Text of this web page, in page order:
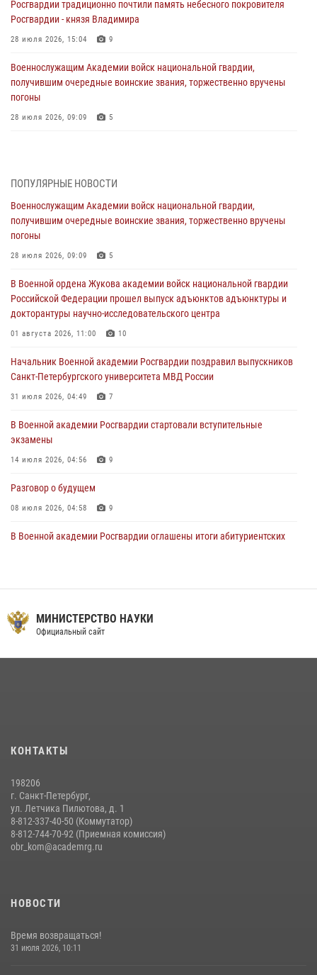
Росгвардии традиционно почтили память небесного покровителя
Росгвардии - князя Владимира
28 июля 2026, 15:04 9
Военнослужащим Академии войск национальной гвардии,
получившим очередные воинские звания, торжественно вручены
погоны
28 июля 2026, 09:09 5
27 июля 2026, 14:49 7
Военная академия информирует!
23 июля 2026, 04:51
Курсант Военной академии войск национальной гвардии принял
22 июля 2026, 09:41
Мастер‑класс по стрельбе: точность, тактика, профессионализм
20 июля 2026, 11:17 8
108 лет со дня образования подразделений связи войск
ПОПУЛЯРНЫЕ НОВОСТИ
Военнослужащим Академии войск национальной гвардии,
получившим очередные воинские звания, торжественно вручены
погоны
28 июля 2026, 09:09 5
В Военной ордена Жукова академии войск национальной гвардии
Российской Федерации прошел выпуск адъюнктов адъюнктуры и
докторантуры научно-исследовательского центра
01 августа 2026, 11:00 10
Начальник Военной академии Росгвардии поздравил выпускников
Санкт-Петербургского университета МВД России
31 июля 2026, 04:49 7
В Военной академии Росгвардии стартовали вступительные
экзамены
14 июля 2026, 04:56 9
Разговор о будущем
08 июля 2026, 04:58 9
В Военной академии Росгвардии оглашены итоги абитуриентских
09 июля 2026, 11:58 9
МИНИСТЕРСТВО НАУКИ
Официальный сайт
КОНТАКТЫ
198206
г. Санкт-Петербург,
ул. Летчика Пилютова, д. 1
8-812-337-40-50 (Коммутатор)
8-812-744-70-92 (Приемная комиссия)
obr_kom@academrg.ru
НОВОСТИ
Время возвращаться!
31 июля 2026, 10:11